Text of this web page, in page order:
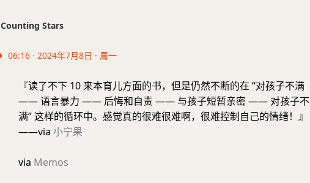
Counting Stars
06:16 · 2024年7月8日 · 周一
『读了不下 10 来本育儿方面的书，但是仍然不断的在 “对孩子不满
—— 语言暴力 —— 后悔和自责 —— 与孩子短暂亲密 —— 对孩子不
满” 这样的循环中。感觉真的很难很难啊，很难控制自己的情绪！』
——via 小宁果
via Memos